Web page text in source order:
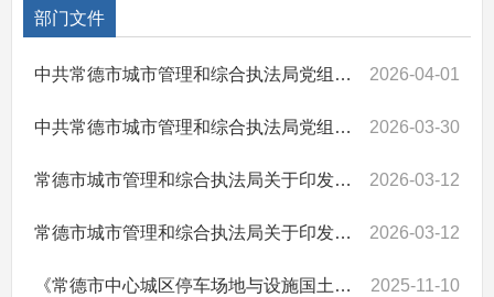
部门文件
中共常德市城市管理和综合执法局党组关于刘君等同志试用期满正式任职的通知 2026-04-01
中共常德市城市管理和综合执法局党组关于调整局领导分工的通知 2026-03-30
常德市城市管理和综合执法局关于印发《常德市城市管理和综合执法局2026年度涉企行政检查计划》的通知 2026-03-12
常德市城市管理和综合执法局关于印发《2026年度行政执法监督工作方案》的通知 2026-03-12
《常德市中心城区停车场地与设施国土空间专项规划（2023-2035年）》批后公告 2025-11-10